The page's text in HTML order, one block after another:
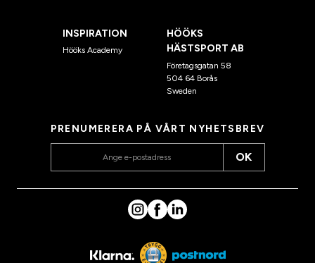
INSPIRATION
Hööks Academy
HÖÖKS
HÄSTSPORT AB
Företagsgatan 58
504 64 Borås
Sweden
PRENUMERERA PÅ VÅRT NYHETSBREV
OK